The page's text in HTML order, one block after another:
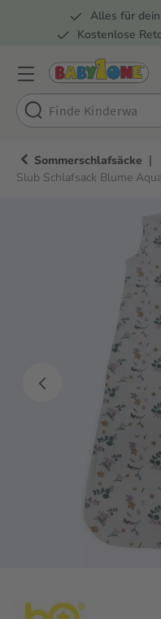
Zur Alles für
Kostenlose
Sommerschlafsäcke |
Slub Schlafsack Blume